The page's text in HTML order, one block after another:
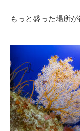
もっと盛った場所